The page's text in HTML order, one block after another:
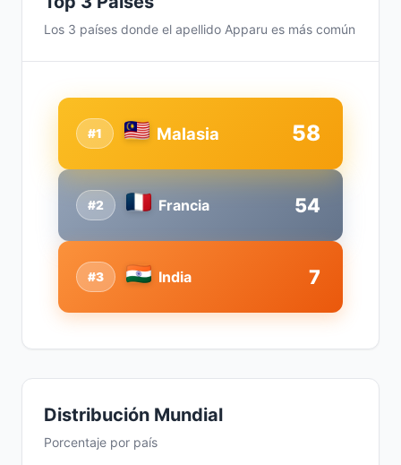
Los 3 países donde el apellido Apparu es más común
#2 Francia 54
#1 Malasia 58
#3 India 7
Distribución Mundial
Porcentaje por país